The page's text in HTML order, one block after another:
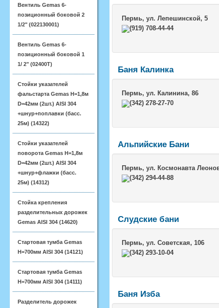
Вентиль Gemas 6-
позиционный боковой 2
1/2" (022130001)
Вентиль Gemas 6-
позиционный боковой 1
1/ 2" (02400T)
Стойки указателей
фальстарта Gemas H=1,8м
D=42мм (2шт.) AISI 304
+шнур+поплавки (басс.
25м) (14322)
Стойки указателей
поворота Gemas H=1,8м
D=42мм (2шт.) AISI 304
+шнур+флажки (басс.
25м) (14312)
Стойка крепления
разделительных дорожек
Gemas AISI 304 (14620)
Стартовая тумба Gemas
H=700мм AISI 304 (14121)
Стартовая тумба Gemas
H=700мм AISI 304 (14111)
Разделитель дорожек
Пермь, ул. Лепешинской, 5
(919) 708-44-44
Баня Калинка
Пермь, ул. Калинина, 86
(342) 278-27-70
Альпийские Бани
Пермь, ул. Космонавта
(342) 294-44-88
Слудские бани
Пермь, ул. Советская, 106
(342) 293-10-04
Баня Изба